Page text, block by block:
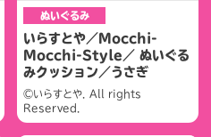
ぬいぐるみ
いらすとや／Mocchi-
Mocchi-Style／ ぬいぐる
みクッション／うさぎ
©いらすとや. All rights
Reserved.